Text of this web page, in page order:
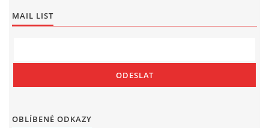
MAIL LIST
OBLÍBENÉ ODKAZY